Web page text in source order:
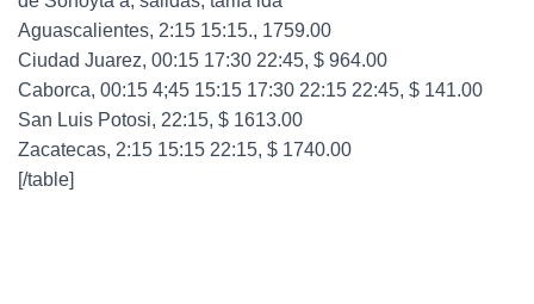
Aguascalientes, 2:15 15:15., 1759.00
Ciudad Juarez, 00:15 17:30 22:45, $ 964.00
Caborca, 00:15 4;45 15:15 17:30 22:15 22:45, $ 141.00
San Luis Potosi, 22:15, $ 1613.00
Zacatecas, 2:15 15:15 22:15, $ 1740.00
[/table]